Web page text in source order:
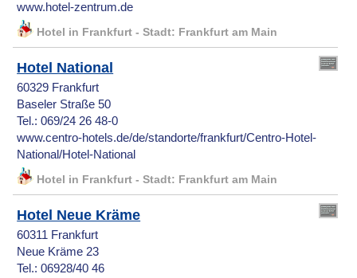
www.hotel-zentrum.de
Hotel in Frankfurt - Stadt: Frankfurt am Main
Hotel National
60329 Frankfurt
Baseler Straße 50
Tel.: 069/24 26 48-0
www.centro-hotels.de/de/standorte/frankfurt/Centro-Hotel-
National/Hotel-National
Hotel in Frankfurt - Stadt: Frankfurt am Main
Hotel Neue Kräme
60311 Frankfurt
Neue Kräme 23
Tel.: 06928/40 46